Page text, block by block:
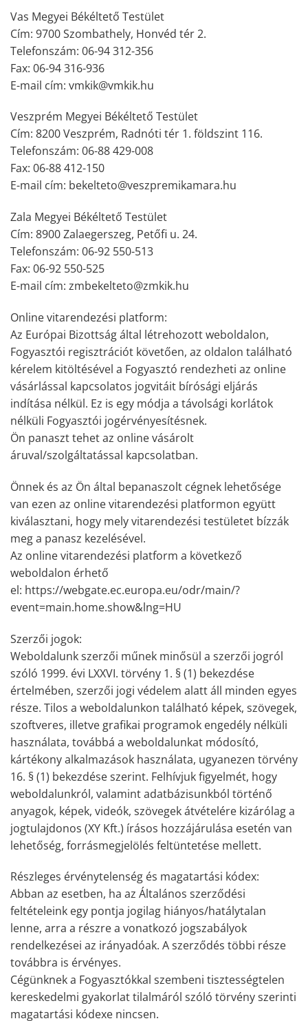
Vas Megyei Békéltető Testület
Cím: 9700 Szombathely, Honvéd tér 2.
Telefonszám: 06-94 312-356
Fax: 06-94 316-936
E-mail cím: vmkik@vmkik.hu
Veszprém Megyei Békéltető Testület
Cím: 8200 Veszprém, Radnóti tér 1. földszint 116.
Telefonszám: 06-88 429-008
Fax: 06-88 412-150
E-mail cím: bekelteto@veszpremikamara.hu
Zala Megyei Békéltető Testület
Cím: 8900 Zalaegerszeg, Petőfi u. 24.
Telefonszám: 06-92 550-513
Fax: 06-92 550-525
E-mail cím: zmbekelteto@zmkik.hu
Online vitarendezési platform:
Az Európai Bizottság által létrehozott weboldalon,
Fogyasztói regisztrációt követően, az oldalon található
kérelem kitöltésével a Fogyasztó rendezheti az online
vásárlással kapcsolatos jogvitáit bírósági eljárás
indítása nélkül. Ez is egy módja a távolsági korlátok
nélküli Fogyasztói jogérvényesítésnek.
Ön panaszt tehet az online vásárolt
áruval/szolgáltatással kapcsolatban.
Önnek és az Ön által bepanaszolt cégnek lehetősége
van ezen az online vitarendezési platformon együtt
kiválasztani, hogy mely vitarendezési testületet bízzák
meg a panasz kezelésével.
Az online vitarendezési platform a következő
weboldalon érhető
el: https://webgate.ec.europa.eu/odr/main/?
event=main.home.show&lng=HU
Szerzői jogok:
Weboldalunk szerzői műnek minősül a szerzői jogról
szóló 1999. évi LXXVI. törvény 1. § (1) bekezdése
értelmében, szerzői jogi védelem alatt áll minden egyes
része. Tilos a weboldalunkon található képek, szövegek,
szoftveres, illetve grafikai programok engedély nélküli
használata, továbbá a weboldalunkat módosító,
kártékony alkalmazások használata, ugyanezen törvény
16. § (1) bekezdése szerint. Felhívjuk figyelmét, hogy
weboldalunkról, valamint adatbázisunkból történő
anyagok, képek, videók, szövegek átvételére kizárólag a
jogtulajdonos (XY Kft.) írásos hozzájárulása esetén van
lehetőség, forrásmegjelölés feltüntetése mellett.
Részleges érvénytelenség és magatartási kódex:
Abban az esetben, ha az Általános szerződési
feltételeink egy pontja jogilag hiányos/hatálytalan
lenne, arra a részre a vonatkozó jogszabályok
rendelkezései az irányadóak. A szerződés többi része
továbbra is érvényes.
Cégünknek a Fogyasztókkal szembeni tisztességtelen
kereskedelmi gyakorlat tilalmáról szóló törvény szerinti
magatartási kódexe nincsen.